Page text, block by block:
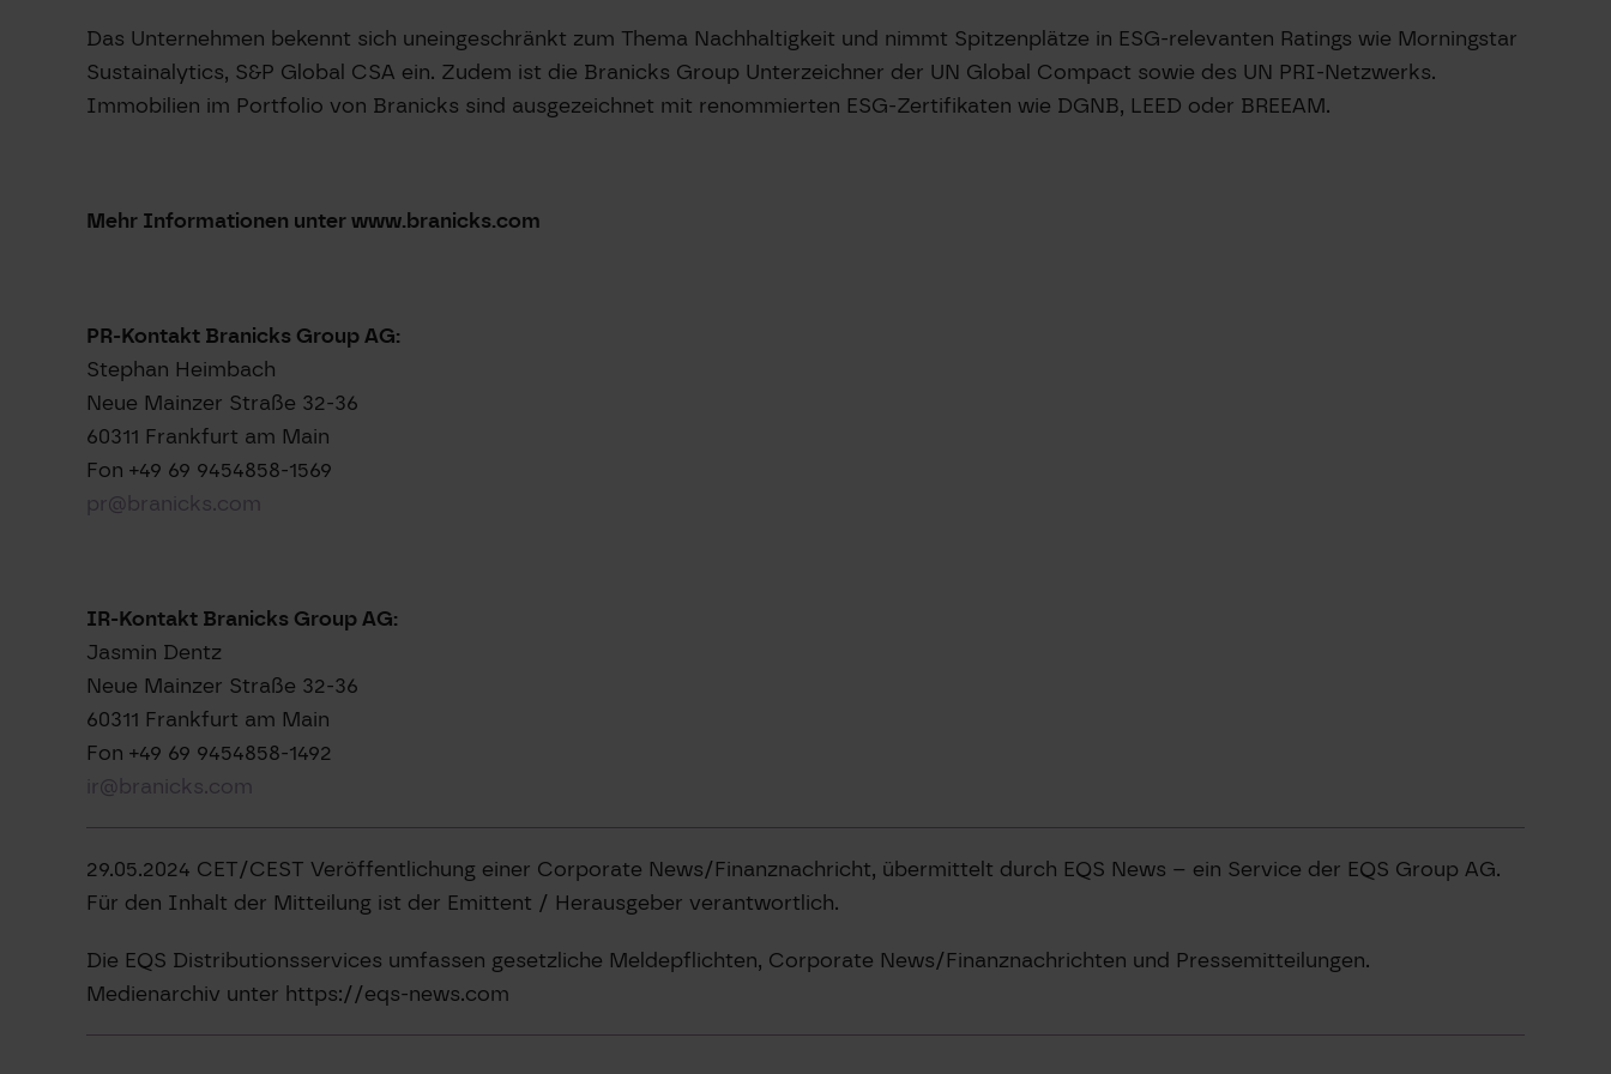
Das Unternehmen bekennt sich uneingeschränkt zum Thema Nachhaltigkeit und nimmt Spitzenplätze in ESG-relevanten Ratings wie Morningstar
Sustainalytics, S&P Global CSA ein. Zudem ist die Branicks Group Unterzeichner der UN Global Compact sowie des UN PRI-Netzwerks.
Immobilien im Portfolio von Branicks sind ausgezeichnet mit renommierten ESG-Zertifikaten wie DGNB, LEED oder BREEAM.
Mehr Informationen unter www.branicks.com
PR-Kontakt Branicks Group AG:
Stephan Heimbach
Neue Mainzer Straße 32-36
60311 Frankfurt am Main
Fon +49 69 9454858-1569
pr@branicks.com
IR-Kontakt Branicks Group AG:
Jasmin Dentz
Neue Mainzer Straße 32-36
60311 Frankfurt am Main
Fon +49 69 9454858-1492
ir@branicks.com
29.05.2024 CET/CEST Veröffentlichung einer Corporate News/Finanznachricht, übermittelt durch EQS News – ein Service der EQS Group AG.
Für den Inhalt der Mitteilung ist der Emittent / Herausgeber verantwortlich.
Die EQS Distributionsservices umfassen gesetzliche Meldepflichten, Corporate News/Finanznachrichten und Pressemitteilungen.
Medienarchiv unter https://eqs-news.com